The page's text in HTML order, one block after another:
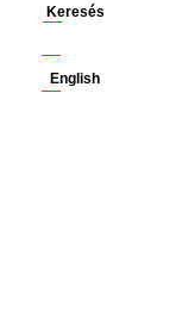
English